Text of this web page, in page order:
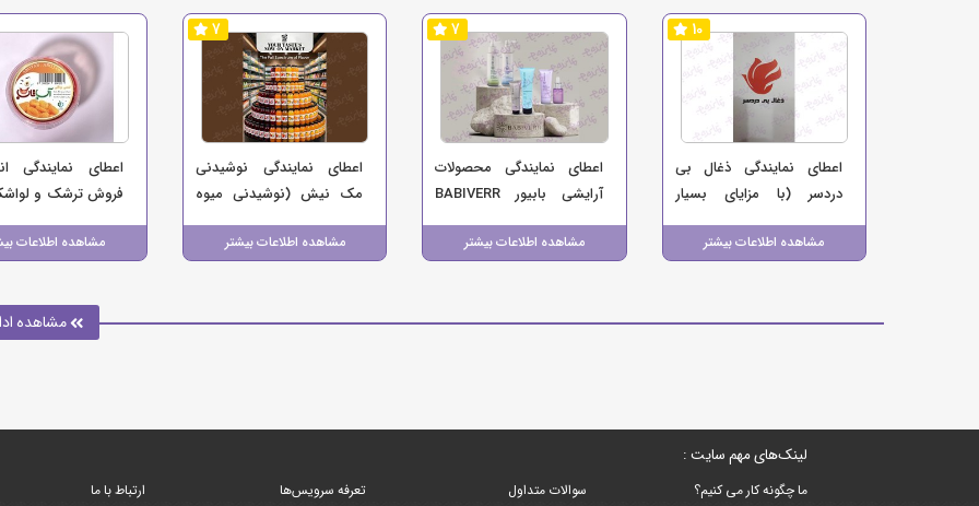
10
اعطای نمایندگی ذغال بی
دردسر (با مزایای بسیار
پرمصرف، پرفروش و پرسود)
مشاهده اطلاعات بیشتر
7
اعطای نمایندگی محصولات
آرایشی بابیور BABIVERR
(مراقبت پوست و مو) لیوسا
فارمد پارسه
مشاهده اطلاعات بیشتر
7
اعطای نمایندگی نوشیدنی
مک نیش (نوشیدنی میوه
ای)
مشاهده اطلاعات بیشتر
اعطای نمایندگی
فروش ترشک و
(برند آب و تاب)
مشاهده اطلاعات
مشاهده
لینک‌های مهم سایت :
ما چگونه کار می کنیم؟ سوالات متداول تعرفه سرویس‌ها ارتباط با ما